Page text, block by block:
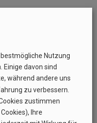
Nutzung
Einige davon sind
während andere uns
zu verbessern.
zustimmen
Ihre